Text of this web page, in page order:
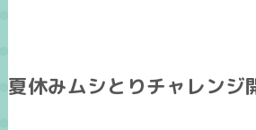
夏休みムシとりチャレンジ